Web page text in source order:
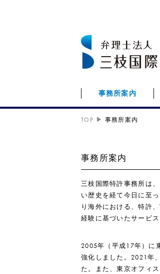
事務所案内
TOP 事務所案内
事務所案内
三枝国際特許事務所は
い歴史を経て今日に至
り海外における、特許
経験に基づいたサービ
2005年（平成17年）に
強化しました。2021年
た。また、東京オフィ